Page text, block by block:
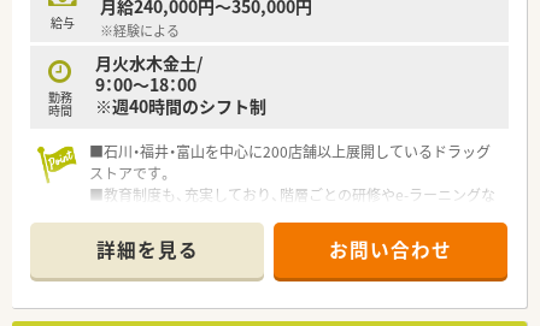
て、安心してキャリアをスタートいただくための研修です。
店舗OJT・フォローアップや通常の社内研修と絡めて中途入社専
門の体系的な研修をご用意。
安心して飛び込める体制が整備されています。
全店舗で地域連携薬局を目指している地域に根差した調剤薬局
です。
がん診療連携拠点病院等との密な連携を行いつつ、より高度な薬
連携薬局も取得しています。
本社から業界動向などの情報が常に発信されており、患者様や医
ている理由の1つです。
給与
月給240,000円～350,000円
※経験による
勤務
時間
月火水木金土/
9：00～18：00
※週40時間のシフト制
■石川・福井・富山を中心に200店舗以上展開しているドラッグ
ストアです。
■教育制度も、充実しており、階層ごとの研修やe-ラーニングな
未経験の方・新卒の方も安心して就業いただけます。
詳細を見る お問い合わせ